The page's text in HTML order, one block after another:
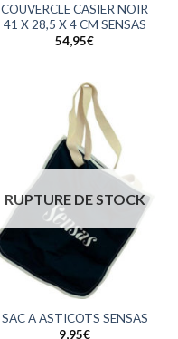
COUVERCLE CASIER NOIR
41 X 28,5 X 4 CM SENSAS
54,95€
RUPTURE DE STOCK
SAC A ASTICOTS SENSAS
9,95€